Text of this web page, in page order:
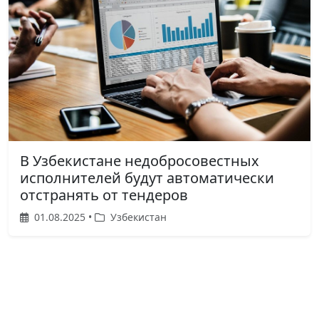
В Узбекистане недобросовестных
исполнителей будут автоматически
отстранять от тендеров
01.08.2025 • Узбекистан